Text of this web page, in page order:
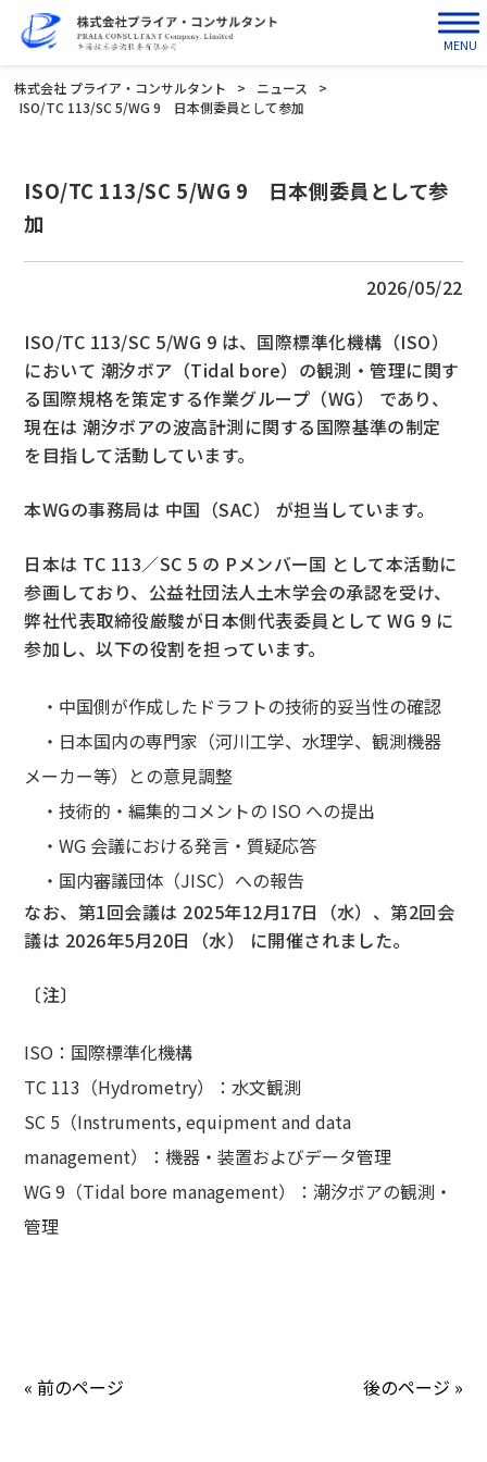
MENU
株式会社 プライア・コンサルタント > ニュース
>
ISO/TC 113/SC 5/WG 9 日本側委員として参加
ISO/TC 113/SC 5/WG 9 日本側委員として参
加
2026/05/22
ISO/TC 113/SC 5/WG 9 は、国際標準化機構（ISO）
において 潮汐ボア（Tidal bore）の観測・管理に関す
る国際規格を策定する作業グループ（WG） であり、
現在は 潮汐ボアの波高計測に関する国際基準の制定
を目指して活動しています。
本WGの事務局は 中国（SAC） が担当しています。
日本は TC 113／SC 5 の Pメンバー国 として本活動に
参画しており、公益社団法人土木学会の承認を受け、
弊社代表取締役厳駿が日本側代表委員として WG 9 に
参加し、以下の役割を担っています。
・中国側が作成したドラフトの技術的妥当性の確認
・日本国内の専門家（河川工学、水理学、観測機器
メーカー等）との意見調整
・技術的・編集的コメントの ISO への提出
・WG 会議における発言・質疑応答
・国内審議団体（JISC）への報告
なお、第1回会議は 2025年12月17日（水）、第2回会
議は 2026年5月20日（水） に開催されました。
〔注〕
ISO ：国際標準化機構
TC 113 （Hydrometry）：水文観測
SC 5 （Instruments, equipment and data
management）：機器・装置およびデータ管理
WG 9 （Tidal bore management）：潮汐ボアの観測・
管理
« 前のページ 後のページ »